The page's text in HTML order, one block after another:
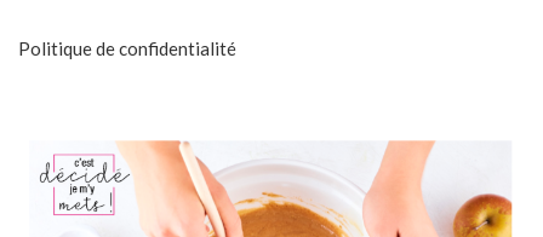
Politique de confidentialité